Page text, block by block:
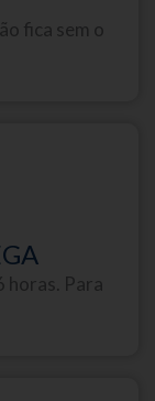
fica sem o
horas. Para